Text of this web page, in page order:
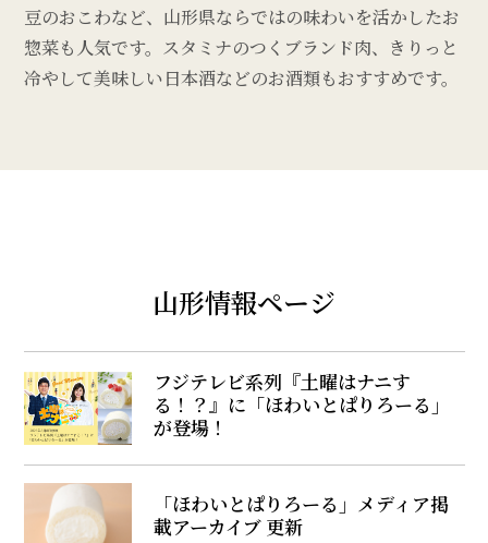
豆のおこわなど、山形県ならではの味わいを活かしたお
惣菜も人気です。スタミナのつくブランド肉、きりっと
冷やして美味しい日本酒などのお酒類もおすすめです。
山形情報ページ
フジテレビ系列『土曜はナニす
る！？』に「ほわいとぱりろーる」
が登場！
「ほわいとぱりろーる」メディア掲
載アーカイブ 更新